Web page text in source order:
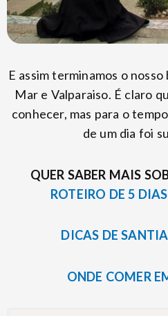
E assim terminamos o
Mar e Valparaiso. É claro
conhecer, mas para o
de um dia foi
QUER SABER MAIS
ROTEIRO DE 5
DICAS DE
ONDE COMER